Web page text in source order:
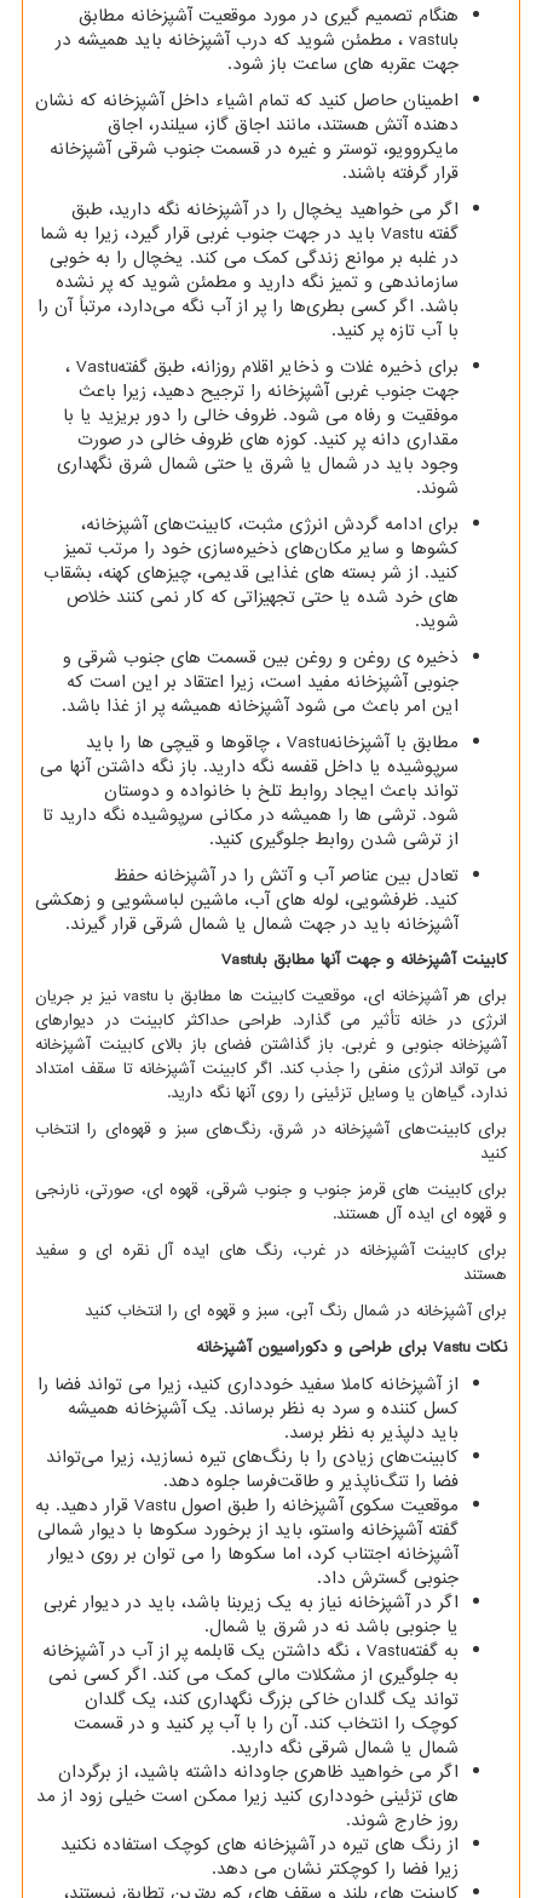
هنگام تصمیم گیری در مورد موقعیت آشپزخانه مطابق
باvastu ، مطمئن شوید که درب آشپزخانه باید همیشه در
جهت عقربه های ساعت باز شود.
اطمینان حاصل کنید که تمام اشیاء داخل آشپزخانه که نشان
دهنده آتش هستند، مانند اجاق گاز، سیلندر، اجاق
مایکروویو، توستر و غیره در قسمت جنوب شرقی آشپزخانه
قرار گرفته باشند.
اگر می خواهید یخچال را در آشپزخانه نگه دارید، طبق
گفته Vastu باید در جهت جنوب غربی قرار گیرد، زیرا به شما
در غلبه بر موانع زندگی کمک می کند. یخچال را به خوبی
سازماندهی و تمیز نگه دارید و مطمئن شوید که پر نشده
باشد. اگر کسی بطری‌ها را پر از آب نگه می‌دارد، مرتباً آن را
با آب تازه پر کنید.
برای ذخیره غلات و ذخایر اقلام روزانه، طبق گفتهVastu ،
جهت جنوب غربی آشپزخانه را ترجیح دهید، زیرا باعث
موفقیت و رفاه می شود. ظروف خالی را دور بریزید یا با
مقداری دانه پر کنید. کوزه های ظروف خالی در صورت
وجود باید در شمال یا شرق یا حتی شمال شرق نگهداری
شوند.
برای ادامه گردش انرژی مثبت، کابینت‌های آشپزخانه،
کشوها و سایر مکان‌های ذخیره‌سازی خود را مرتب تمیز
کنید. از شر بسته های غذایی قدیمی، چیزهای کهنه، بشقاب
های خرد شده یا حتی تجهیزاتی که کار نمی کنند خلاص
شوید.
ذخیره ی روغن و روغن بین قسمت های جنوب شرقی و
جنوبی آشپزخانه مفید است، زیرا اعتقاد بر این است که
این امر باعث می شود آشپزخانه همیشه پر از غذا باشد.
مطابق با آشپزخانهVastu ، چاقوها و قیچی ها را باید
سرپوشیده یا داخل قفسه نگه دارید. باز نگه داشتن آنها می
تواند باعث ایجاد روابط تلخ با خانواده و دوستان
شود. ترشی ها را همیشه در مکانی سرپوشیده نگه دارید تا
از ترشی شدن روابط جلوگیری کنید.
تعادل بین عناصر آب و آتش را در آشپزخانه حفظ
کنید. ظرفشویی، لوله های آب، ماشین لباسشویی و زهکشی
آشپزخانه باید در جهت شمال یا شمال شرقی قرار گیرند.
کابینت آشپزخانه و جهت آنها مطابق باVastu
برای هر آشپزخانه ای، موقعیت کابینت ها مطابق با vastu نیز بر جریان
انرژی در خانه تأثیر می گذارد. طراحی حداکثر کابینت در دیوارهای
آشپزخانه جنوبی و غربی. باز گذاشتن فضای باز بالای کابینت آشپزخانه
می تواند انرژی منفی را جذب کند. اگر کابینت آشپزخانه تا سقف امتداد
ندارد، گیاهان یا وسایل تزئینی را روی آنها نگه دارید.
برای کابینت‌های آشپزخانه در شرق، رنگ‌های سبز و قهوه‌ای را انتخاب
کنید
برای کابینت های قرمز جنوب و جنوب شرقی، قهوه ای، صورتی، نارنجی
و قهوه ای ایده آل هستند.
برای کابینت آشپزخانه در غرب، رنگ های ایده آل نقره ای و سفید
هستند
برای آشپزخانه در شمال رنگ آبی، سبز و قهوه ای را انتخاب کنید
نکات Vastu برای طراحی و دکوراسیون آشپزخانه
از آشپزخانه کاملا سفید خودداری کنید، زیرا می تواند فضا را
کسل کننده و سرد به نظر برساند. یک آشپزخانه همیشه
باید دلپذیر به نظر برسد.
کابینت‌های زیادی را با رنگ‌های تیره نسازید، زیرا می‌تواند
فضا را تنگ‌ناپذیر و طاقت‌فرسا جلوه دهد.
موقعیت سکوی آشپزخانه را طبق اصول Vastu قرار دهید. به
گفته آشپزخانه واستو، باید از برخورد سکوها با دیوار شمالی
آشپزخانه اجتناب کرد، اما سکوها را می توان بر روی دیوار
جنوبی گسترش داد.
اگر در آشپزخانه نیاز به یک زیربنا باشد، باید در دیوار غربی
یا جنوبی باشد نه در شرق یا شمال.
به گفتهVastu ، نگه داشتن یک قابلمه پر از آب در آشپزخانه
به جلوگیری از مشکلات مالی کمک می کند. اگر کسی نمی
تواند یک گلدان خاکی بزرگ نگهداری کند، یک گلدان
کوچک را انتخاب کند. آن را با آب پر کنید و در قسمت
شمال یا شمال شرقی نگه دارید.
اگر می خواهید ظاهری جاودانه داشته باشید، از برگردان
های تزئینی خودداری کنید زیرا ممکن است خیلی زود از مد
روز خارج شوند.
از رنگ های تیره در آشپزخانه های کوچک استفاده نکنید
زیرا فضا را کوچکتر نشان می دهد.
کابینت های بلند و سقف های کم بهترین تطابق نیستند،